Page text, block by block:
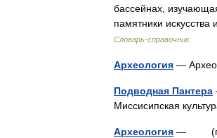
бассейнах,
памятники
Словарь-справочник.
Археология —
Подводная Пантера
Миссисипская
Археология — (греч.